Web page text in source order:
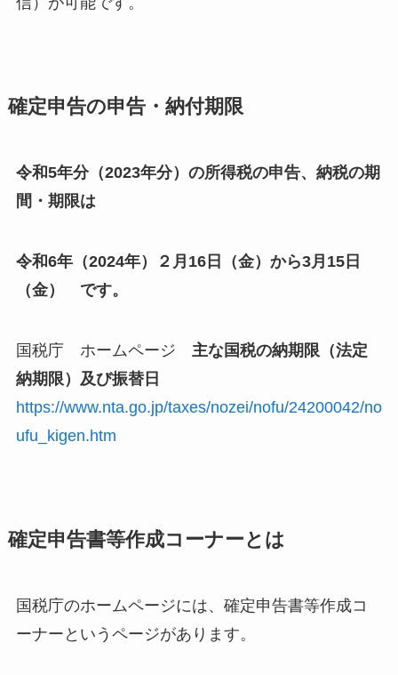
確定申告の申告・納付期限
令和5年分（2023年分）の所得税の申告、納税の期
間・期限は
令和6年（2024年）２月16日（金）から3月15日
（金） です。
国税庁 ホームページ 主な国税の納期限（法定
納期限）及び振替日
https://www.nta.go.jp/taxes/nozei/nofu/24200042/no
ufu_kigen.htm
確定申告書等作成コーナーとは
国税庁のホームページには、確定申告書等作成コ
ーナーというページがあります。